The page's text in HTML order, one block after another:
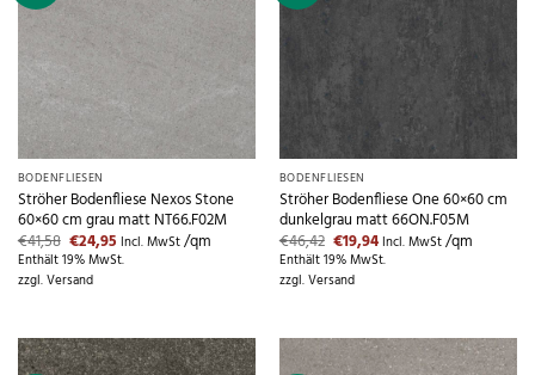
BODENFLIESEN
Ströher Bodenfliese Nexos Stone
60×60 cm grau matt NT66.F02M
€41,58 Ursprünglicher
Preis
war:
€41,58
€24,95Aktueller
Preis
ist:
Incl. MwSt/qm
Enthält 19% MwSt.
zzgl.Versand
BODENFLIESEN
Ströher Bodenfliese One 60×60 cm
dunkelgrau matt 66ON.F05M
€46,42 Ursprünglicher
Preis
war:
€46,42
€19,94Aktueller
Preis
ist:
Incl. MwSt/qm
Enthält 19% MwSt.
zzgl.Versand